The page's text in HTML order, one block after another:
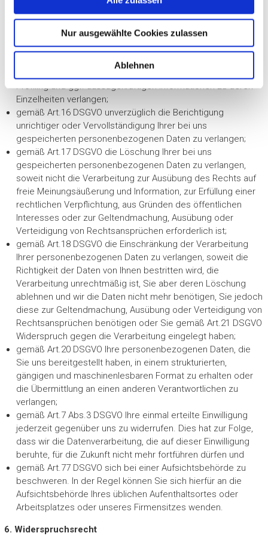
Nur ausgewählte Cookies zulassen
Ablehnen
werden, die geplante Speicherdauer, das Bestehen eines
Rechts auf Berichtigung, Löschung, Einschränkung der
Verarbeitung oder Widerspruch, das Bestehen eines
Beschwerderechts, die Herkunft ihrer Daten, sofern diese
nicht bei uns erhoben wurden, sowie über das Bestehen
Profiling und ggf. aussagekräftigen Informationen zu deren
Einzelheiten verlangen;
gemäß Art.16 DSGVO unverzüglich die Berichtigung
unrichtiger oder Vervollständigung Ihrer bei uns
gespeicherten personenbezogenen Daten zu verlangen;
gemäß Art.17 DSGVO die Löschung Ihrer bei uns
gespeicherten personenbezogenen Daten zu verlangen,
soweit nicht die Verarbeitung zur Ausübung des Rechts auf
freie Meinungsäußerung und Information, zur Erfüllung einer
rechtlichen Verpflichtung, aus Gründen des öffentlichen
Interesses oder zur Geltendmachung, Ausübung oder
Verteidigung von Rechtsansprüchen erforderlich ist;
gemäß Art.18 DSGVO die Einschränkung der Verarbeitung
Ihrer personenbezogenen Daten zu verlangen, soweit die
Richtigkeit der Daten von Ihnen bestritten wird, die
Verarbeitung unrechtmäßig ist, Sie aber deren Löschung
ablehnen und wir die Daten nicht mehr benötigen, Sie jedoch
diese zur Geltendmachung, Ausübung oder Verteidigung von
Rechtsansprüchen benötigen oder Sie gemäß Art.21 DSGVO
Widerspruch gegen die Verarbeitung eingelegt haben;
gemäß Art.20 DSGVO Ihre personenbezogenen Daten, die
Sie uns bereitgestellt haben, in einem strukturierten,
gängigen und maschinenlesbaren Format zu erhalten oder
die Übermittlung an einen anderen Verantwortlichen zu
verlangen;
gemäß Art.7 Abs.3 DSGVO Ihre einmal erteilte Einwilligung
jederzeit gegenüber uns zu widerrufen. Dies hat zur Folge,
dass wir die Datenverarbeitung, die auf dieser Einwilligung
beruhte, für die Zukunft nicht mehr fortführen dürfen und
gemäß Art.77 DSGVO sich bei einer Aufsichtsbehörde zu
beschweren. In der Regel können Sie sich hierfür an die
Aufsichtsbehörde Ihres üblichen Aufenthaltsortes oder
Arbeitsplatzes oder unseres Firmensitzes wenden.
6. Widerspruchsrecht